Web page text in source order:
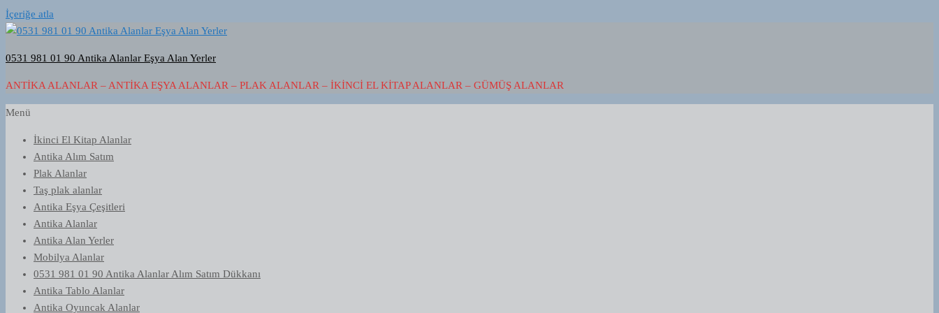
İçeriğe atla
0531 981 01 90 Antika Alanlar Eşya Alan Yerler
ANTIKA ALANLAR – ANTIKA EŞYA ALANLAR – PLAK ALANLAR – İKINCI EL KITAP ALANLAR – GÜMÜŞ ALANLAR
Menü
İkinci El Kitap Alanlar
Antika Alım Satım
Plak Alanlar
Taş plak alanlar
Antika Eşya Çeşitleri
Antika Alanlar
Antika Alan Yerler
Mobilya Alanlar
0531 981 01 90 Antika Alanlar Alım Satım Dükkanı
Antika Tablo Alanlar
Antika Oyuncak Alanlar